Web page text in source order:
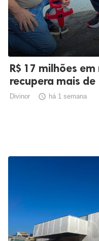
R$ 17 milhões
recupera mais de
Divinor  há 1 semana